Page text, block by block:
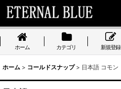
ホーム カテゴリ 新規登録
ホーム > コールドスナップ > 日本語 コモン